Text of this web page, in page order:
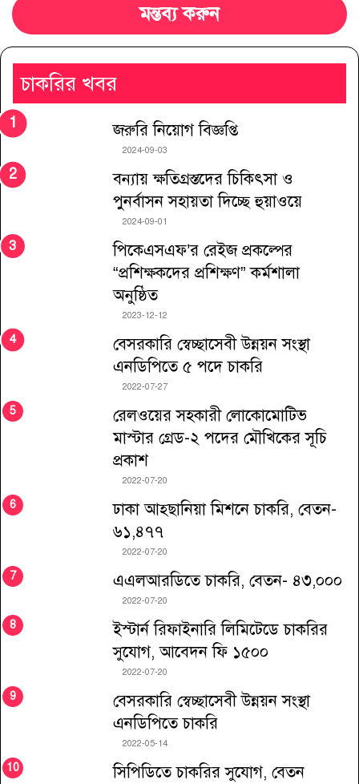
মন্তব্য করুন
চাকরির খবর
জরুরি নিয়োগ বিজ্ঞপ্তি
2024-09-03
বন্যায় ক্ষতিগ্রস্তদের চিকিৎসা ও
পুনর্বাসন সহায়তা দিচ্ছে হুয়াওয়ে
2024-09-01
পিকেএসএফ’র রেইজ প্রকল্পের
“প্রশিক্ষকদের প্রশিক্ষণ” কর্মশালা
অনুষ্ঠিত
2023-12-12
বেসরকারি স্বেচ্ছাসেবী উন্নয়ন সংস্থা
এনডিপিতে ৫ পদে চাকরি
2022-07-27
রেলওয়ের সহকারী লোকোমোটিভ
মাস্টার গ্রেড-২ পদের মৌখিকের সূচি
প্রকাশ
2022-07-20
ঢাকা আহ্ছানিয়া মিশনে চাকরি, বেতন-
৬১,৪৭৭
2022-07-20
এএলআরডিতে চাকরি, বেতন- ৪৩,০০০
2022-07-20
ইস্টার্ন রিফাইনারি লিমিটেডে চাকরির
সুযোগ, আবেদন ফি ১৫০০
2022-07-20
বেসরকারি স্বেচ্ছাসেবী উন্নয়ন সংস্থা
এনডিপিতে চাকরি
2022-05-14
সিপিডিতে চাকরির সুযোগ, বেতন